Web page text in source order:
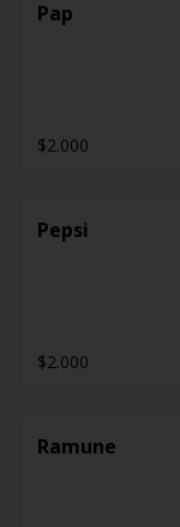
Pap
$2.000
Pepsi
$2.000
Ramune